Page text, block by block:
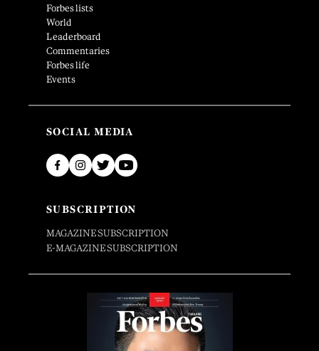
Forbes lists
World
Leaderboard
Commentaries
Forbes life
Events
SOCIAL MEDIA
SUBSCRIPTION
MAGAZINE SUBSCRIPTION
E-MAGAZINE SUBSCRIPTION